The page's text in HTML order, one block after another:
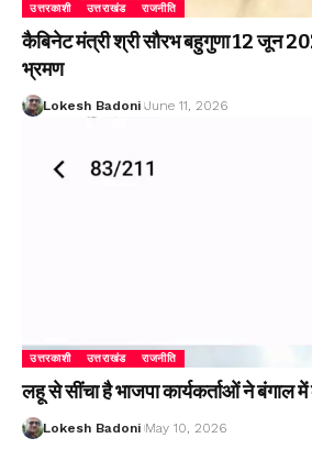
उत्तरकाशी उत्तराखंड राजनीति
कैबिनेट मंत्री श्री सौरभ बहुगुणा 12 जून
भ्रमण
Lokesh Badoni June 11, 2026
उत्तरकाशी उत्तराखंड राजनीति
लहू से सींचा है भाजपा कार्यकर्ताओं ने बंगाल
Lokesh Badoni May 10, 2026